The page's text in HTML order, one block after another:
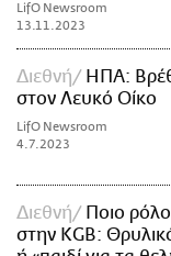
LifO Newsroom
13.11.2023
Διεθνή
ΗΠΑ:
στον Λευκό Οίκο
LifO Newsroom
4.7.2023
Διεθνή
Ποιο
στην KGB: